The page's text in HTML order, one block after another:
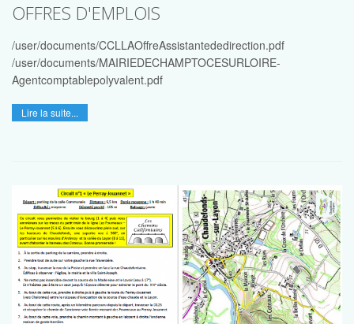
OFFRES D'EMPLOIS
/user/documents/CCLLAOffreAssistantededirection.pdf
/user/documents/MAIRIEDECHAMPTOCESURLOIRE-
Agentcomptablepolyvalent.pdf
Lire la suite...